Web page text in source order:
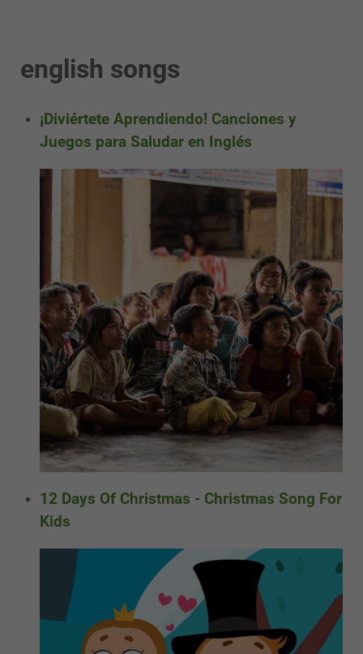
english songs
¡Diviértete Aprendiendo! Canciones y
Juegos para Saludar en Inglés
12 Days Of Christmas - Christmas Song For
Kids